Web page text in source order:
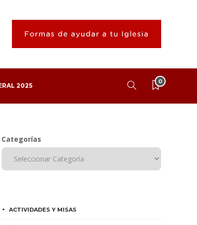
2025
0
Categorías
ACTIVIDADES Y MISAS